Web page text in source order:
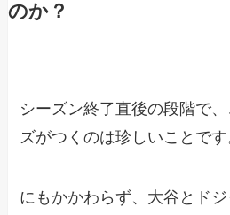
のか？
シーズン終了直後の段階で
ズがつくのは珍しいことです
にもかかわらず、大谷とド